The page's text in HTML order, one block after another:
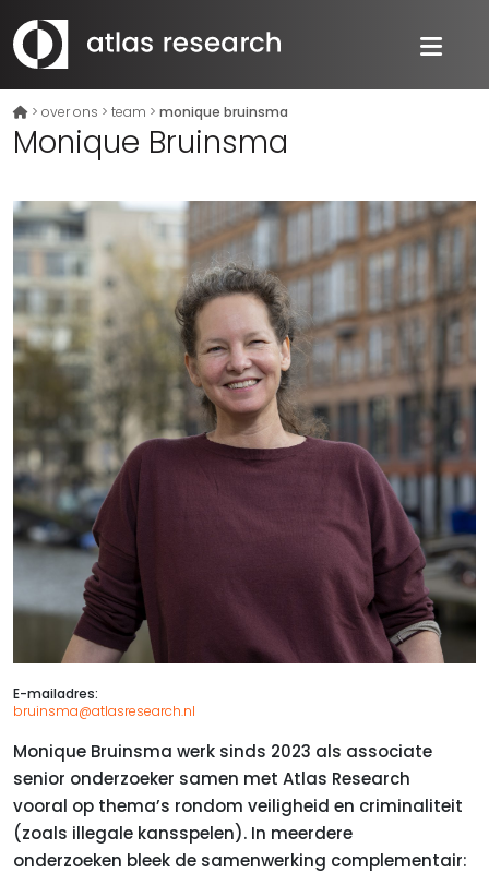
> over ons > team > monique bruinsma
Monique Bruinsma
E-mailadres:
bruinsma@atlasresearch.nl
Monique Bruinsma werk sinds 2023 als associate
senior onderzoeker samen met Atlas Research
vooral op thema’s rondom veiligheid en criminaliteit
(zoals illegale kansspelen). In meerdere
onderzoeken bleek de samenwerking complementair: